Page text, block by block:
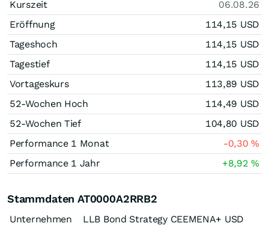
Kurszeit
06.08.26
Eröffnung
114,15 USD
Tageshoch
114,15 USD
Tagestief
114,15 USD
Vortageskurs
113,89 USD
52-Wochen Hoch
114,49 USD
52-Wochen Tief
104,80 USD
Performance 1 Monat
-0,30%
Performance 1 Jahr
+8,92%
Stammdaten AT0000A2RRB2
Unternehmen
LLB Bond Strategy CEEMENA+ USD